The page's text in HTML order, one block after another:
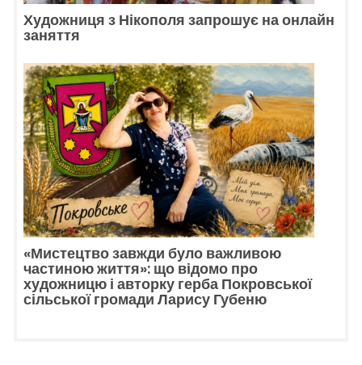
Художниця з Нікополя запрошує на онлайн
заняття
«Мистецтво завжди було важливою
частиною життя»: що відомо про
художницю і авторку герба Покровської
сільської громади Ларису Губеню